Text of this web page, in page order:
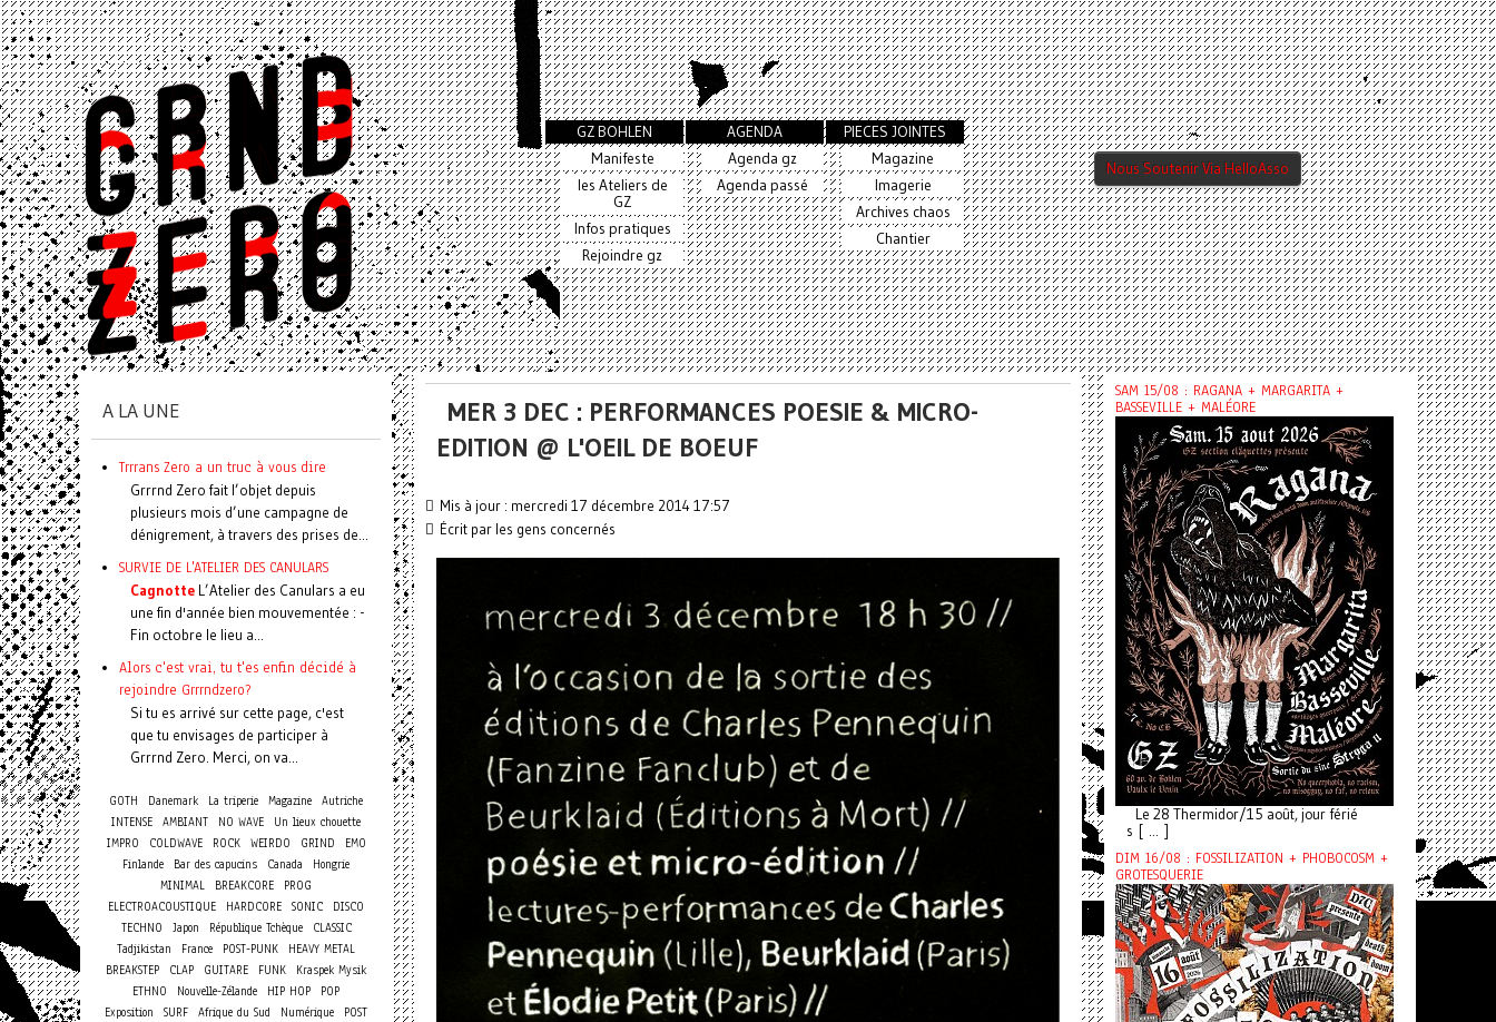
GZ BOHLEN
Manifeste
les Ateliers de
GZ
Infos pratiques
Rejoindre gz
AGENDA
Agenda gz
Agenda passé
PIECES JOINTES
Magazine
Imagerie
Archives chaos
Chantier
Nous Soutenir Via HelloAsso
MER 3 DEC : PERFORMANCES POESIE & MICRO-
EDITION @ L'OEIL DE BOEUF
Mis à jour : mercredi 17 décembre 2014 17:57
Écrit par les gens concernés
A LA UNE
Trrrans Zero a un truc à vous dire
Grrrnd Zero fait l’objet depuis
plusieurs mois d’une campagne de
dénigrement, à travers des prises de...
SURVIE DE L'ATELIER DES CANULARS
Cagnotte L’Atelier des Canulars a eu
une fin d'année bien mouvementée : -
Fin octobre le lieu a...
Alors c'est vrai, tu t'es enfin décidé à
rejoindre Grrrndzero?
Si tu es arrivé sur cette page, c'est
que tu envisages de participer à
Grrrnd Zero. Merci, on va...
GOTH Danemark La triperie Magazine Autriche
INTENSE AMBIANT NO WAVE
Un lieux chouette
IMPRO
COLDWAVE ROCK WEIRDO GRIND
EMO
Finlande
Bar des capucins Canada
Hongrie
MINIMAL
BREAKCORE
PROG
ELECTROACOUSTIQUE
HARDCORE SONIC
DISCO
TECHNO
Japon République Tchèque
CLASSIC
Tadjikistan
France POST-PUNK
HEAVY METAL
BREAKSTEP
CLAP GUITARE FUNK
Kraspek Mysik
ETHNO
Nouvelle-Zélande HIP HOP
POP
Exposition
SURF Afrique du Sud Numérique
POST
SAM 15/08 : RAGANA + MARGARITA +
BASSEVILLE + MALÉORE
Le 28 Thermidor/15 août, jour férié
s [ ... ]
DIM 16/08 : FOSSILIZATION + PHOBOCOSM +
GROTESQUERIE